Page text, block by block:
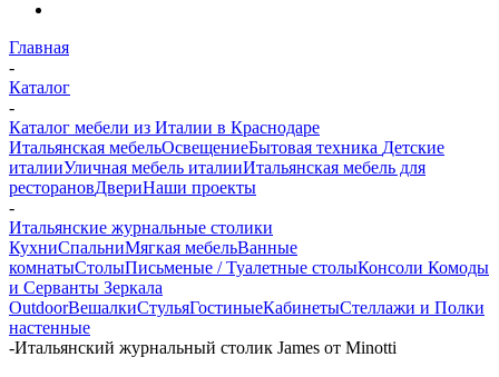
Главная
-
Каталог
-
Каталог мебели из Италии в Краснодаре
Итальянская мебельОсвещениеБытовая техника Детские
италииУличная мебель италииИтальянская мебель для
ресторановДвериНаши проекты
-
Итальянские журнальные столики
КухниСпальниМягкая мебельВанные
комнатыСтолыПисьменые / Туалетные столыКонсоли Комоды
и Серванты Зеркала
OutdoorВешалкиСтульяГостиныеКабинетыСтеллажи и Полки
настенные
-Итальянский журнальный столик James от Minotti